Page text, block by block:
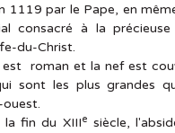
1119 par le Pape, en
consacré à la
du-Christ.
est roman et la nef est
sont les plus grandes
ouest.
fin du XIIIe siècle,